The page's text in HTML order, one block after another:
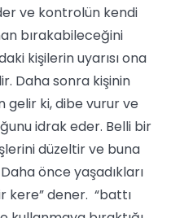
ve kontrolün kendi
bırakabileceğini
kişilerin uyarısı ona
Daha sonra kişinin
gelir ki, dibe vurur ve
idrak eder. Belli bir
düzeltir ve buna
önce yaşadıkları
kere” dener. “battı